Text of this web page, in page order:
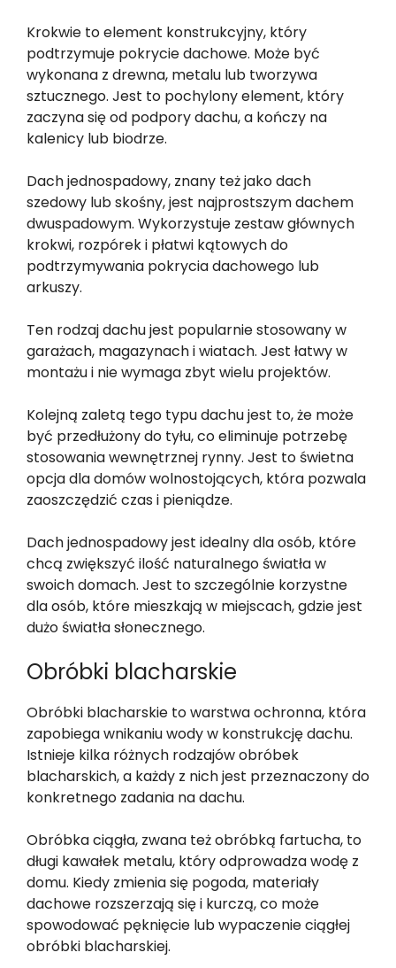
Krokwie to element konstrukcyjny, który
podtrzymuje pokrycie dachowe. Może być
wykonana z drewna, metalu lub tworzywa
sztucznego. Jest to pochylony element, który
zaczyna się od podpory dachu, a kończy na
kalenicy lub biodrze.
Dach jednospadowy, znany też jako dach
szedowy lub skośny, jest najprostszym dachem
dwuspadowym. Wykorzystuje zestaw głównych
krokwi, rozpórek i płatwi kątowych do
podtrzymywania pokrycia dachowego lub
arkuszy.
Ten rodzaj dachu jest popularnie stosowany w
garażach, magazynach i wiatach. Jest łatwy w
montażu i nie wymaga zbyt wielu projektów.
Kolejną zaletą tego typu dachu jest to, że może
być przedłużony do tyłu, co eliminuje potrzebę
stosowania wewnętrznej rynny. Jest to świetna
opcja dla domów wolnostojących, która pozwala
zaoszczędzić czas i pieniądze.
Dach jednospadowy jest idealny dla osób, które
chcą zwiększyć ilość naturalnego światła w
swoich domach. Jest to szczególnie korzystne
dla osób, które mieszkają w miejscach, gdzie jest
dużo światła słonecznego.
Obróbki blacharskie
Obróbki blacharskie to warstwa ochronna, która
zapobiega wnikaniu wody w konstrukcję dachu.
Istnieje kilka różnych rodzajów obróbek
blacharskich, a każdy z nich jest przeznaczony do
konkretnego zadania na dachu.
Obróbka ciągła, zwana też obróbką fartucha, to
długi kawałek metalu, który odprowadza wodę z
domu. Kiedy zmienia się pogoda, materiały
dachowe rozszerzają się i kurczą, co może
spowodować pęknięcie lub wypaczenie ciągłej
obróbki blacharskiej.